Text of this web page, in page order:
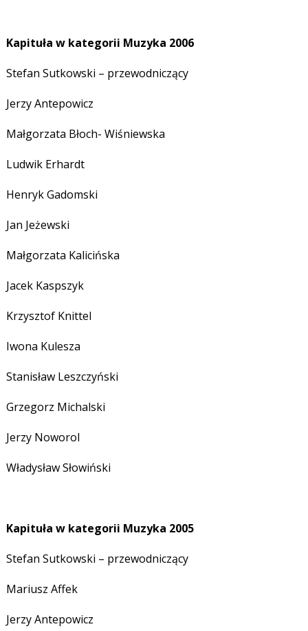
Kapituła w kategorii Muzyka 2006
Stefan Sutkowski – przewodniczący
Jerzy Antepowicz
Małgorzata Błoch- Wiśniewska
Ludwik Erhardt
Henryk Gadomski
Jan Jeżewski
Małgorzata Kalicińska
Jacek Kaspszyk
Krzysztof Knittel
Iwona Kulesza
Stanisław Leszczyński
Grzegorz Michalski
Jerzy Noworol
Władysław Słowiński
Kapituła w kategorii Muzyka 2005
Stefan Sutkowski – przewodniczący
Mariusz Affek
Jerzy Antepowicz